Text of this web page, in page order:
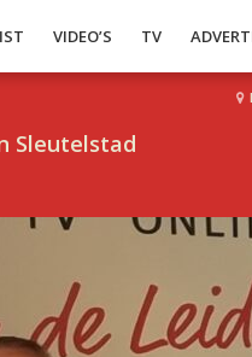
VIDEO’S TV
Sleutelstad